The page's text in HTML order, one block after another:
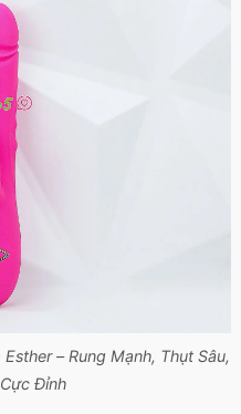
– Rung Mạnh, Thụt Sâu,
Đỉnh